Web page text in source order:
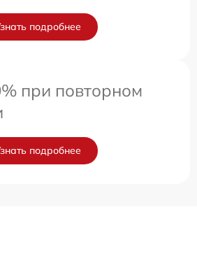
подробнее
при повторном
подробнее